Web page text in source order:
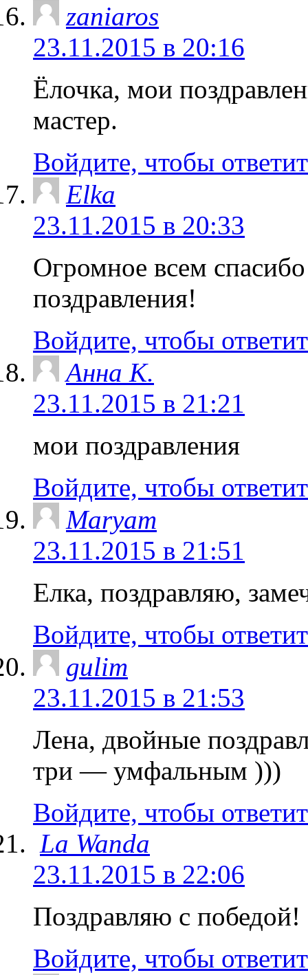
zaniaros
23.11.2015 в 20:16
Ёлочка, мои
мастер.
Войдите, чтобы
Elka
23.11.2015 в 20:33
Огромное всем
поздравления!
Войдите, чтобы
Анна К.
23.11.2015 в 21:21
мои поздравления
Войдите, чтобы
Maryam
23.11.2015 в 21:51
Елка, поздравляю,
Войдите, чтобы
gulim
23.11.2015 в 21:53
Лена, двойные
три — умфальным )))
Войдите, чтобы
La Wanda
23.11.2015 в 22:06
Поздравляю с победой!
Войдите, чтобы